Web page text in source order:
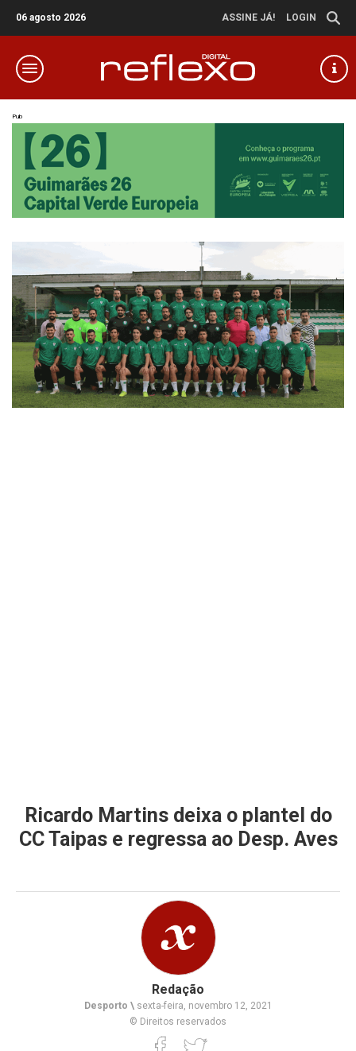
06 agosto 2026 ASSINE JÁ! LOGIN
Pub
Ricardo Martins deixa o plantel do
CC Taipas e regressa ao Desp. Aves
Redação
Desporto \sexta-feira, novembro 12, 2021
© Direitos reservados